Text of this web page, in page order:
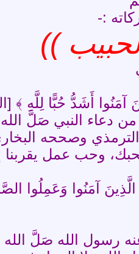
:-
))
﴿ فَسَوْفَ يَأْتِي اللَّهُ بِقَوْمٍ يُحِبُّهُمْ وَيُحِبُّونَهُ ﴾
وصححه
وحب عمل
آمَنُوا وَعَمِلُوا
رسول الله صَلَّ